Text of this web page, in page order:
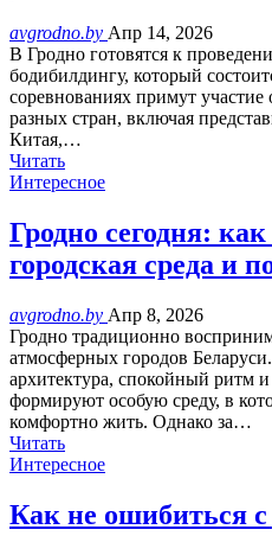
avgrodno.by Апр 14, 2026
В Гродно готовятся к
бодибилдингу, который
соревнованиях примут участие
разных стран, включая
Китая,…
Читать
Интересное
Гродно сегодня:
городская среда и
avgrodno.by Апр 8, 2026
Гродно традиционно
атмосферных городов
архитектура, спокойный ритм и
формируют особую среду, в
комфортно жить. Однако за…
Читать
Интересное
Как не ошибиться